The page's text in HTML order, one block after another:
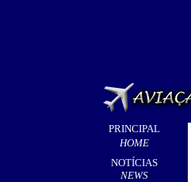
PRINCIPAL
HOME
NOTÍCIAS
NEWS